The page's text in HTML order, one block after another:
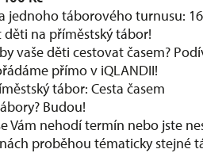
jednoho táborového turnusu:
děti na příměstský tábor!
vaše děti cestovat časem?
přímo v iQLANDII!
tábor: Cesta časem
Budou!
Vám nehodí termín nebo jste
proběhou tématicky stejné